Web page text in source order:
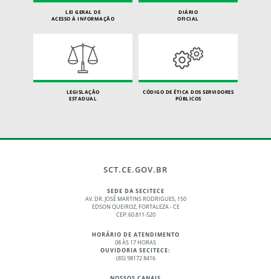
LEI GERAL DE
ACESSO À INFORMAÇÃO
DIÁRIO
OFICIAL
LEGISLAÇÃO
ESTADUAL
CÓDIGO DE ÉTICA DOS SERVIDORES
PÚBLICOS
SCT.CE.GOV.BR
SEDE DA SECITECE
AV. DR. JOSÉ MARTINS RODRIGUES, 150
EDSON QUEIROZ, FORTALEZA - CE
CEP: 60.811-520
HORÁRIO DE ATENDIMENTO
08 ÀS 17 HORAS
OUVIDORIA SECITECE:
(85) 98172 8416